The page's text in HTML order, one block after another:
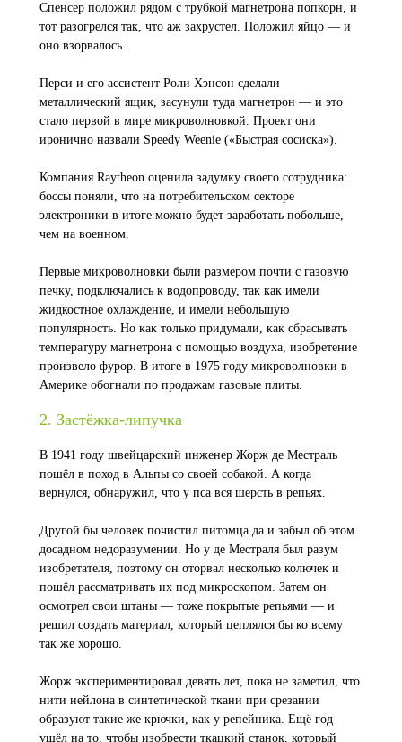
Спенсер положил рядом с трубкой магнетрона попкорн, и
тот разогрелся так, что аж захрустел. Положил яйцо — и
оно взорвалось.
Перси и его ассистент Роли Хэнсон сделали
металлический ящик, засунули туда магнетрон — и это
стало первой в мире микроволновкой. Проект они
иронично назвали Speedy Weenie («Быстрая сосиска»).
Компания Raytheon оценила задумку своего сотрудника:
боссы поняли, что на потребительском секторе
электроники в итоге можно будет заработать побольше,
чем на военном.
Первые микроволновки были размером почти с газовую
печку, подключались к водопроводу, так как имели
жидкостное охлаждение, и имели небольшую
популярность. Но как только придумали, как сбрасывать
температуру магнетрона с помощью воздуха, изобретение
произвело фурор. В итоге в 1975 году микроволновки в
Америке обогнали по продажам газовые плиты.
2. Застёжка-липучка
В 1941 году швейцарский инженер Жорж де Местраль
пошёл в поход в Альпы со своей собакой. А когда
вернулся, обнаружил, что у пса вся шерсть в репьях.
Другой бы человек почистил питомца да и забыл об этом
досадном недоразумении. Но у де Местраля был разум
изобретателя, поэтому он оторвал несколько колючек и
пошёл рассматривать их под микроскопом. Затем он
осмотрел свои штаны — тоже покрытые репьями — и
решил создать материал, который цеплялся бы ко всему
так же хорошо.
Жорж экспериментировал девять лет, пока не заметил, что
нити нейлона в синтетической ткани при срезании
образуют такие же крючки, как у репейника. Ещё год
ушёл на то, чтобы изобрести ткацкий станок, который